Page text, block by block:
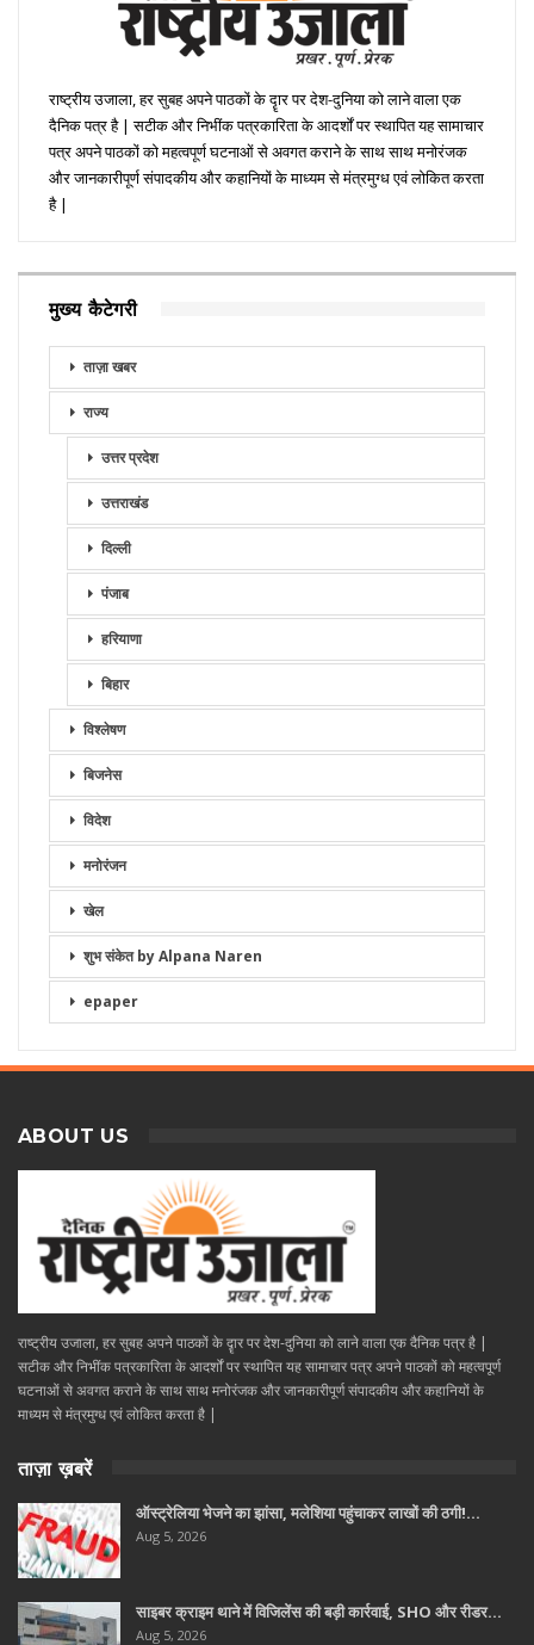
राष्ट्रीय उजाला, हर सुबह अपने पाठकों के दॄार पर देश-दुनिया को लाने वाला एक
दैनिक पत्र है | सटीक और निभींक पत्रकारिता के आदर्शों पर स्थापित यह सामाचार
पत्र अपने पाठकों को महत्वपूर्ण घटनाओं से अवगत कराने के साथ साथ मनोरंजक
और जानकारीपूर्ण संपादकीय और कहानियों के माध्यम से मंत्रमुग्ध एवं लोकित करता
है |
मुख्य कैटेगरी
ताज़ा खबर
राज्य
उत्तर प्रदेश
उत्तराखंड
दिल्ली
पंजाब
हरियाणा
बिहार
विश्लेषण
बिजनेस
विदेश
मनोरंजन
खेल
शुभ संकेत by Alpana Naren
epaper
ABOUT US
राष्ट्रीय उजाला, हर सुबह अपने पाठकों के दॄार पर देश-दुनिया को लाने वाला एक दैनिक पत्र है |
सटीक और निभींक पत्रकारिता के आदर्शों पर स्थापित यह सामाचार पत्र अपने पाठकों को महत्वपूर्ण
घटनाओं से अवगत कराने के साथ साथ मनोरंजक और जानकारीपूर्ण संपादकीय और कहानियों के
माध्यम से मंत्रमुग्ध एवं लोकित करता है |
ताज़ा ख़बरें
ऑस्ट्रेलिया भेजने का झांसा, मलेशिया पहुंचाकर लाखों की ठगी!…
Aug 5, 2026
साइबर क्राइम थाने में विजिलेंस की बड़ी कार्रवाई, SHO और रीडर…
Aug 5, 2026